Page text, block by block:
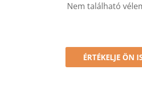
Nem található
ÉRTÉKELJE ÖN